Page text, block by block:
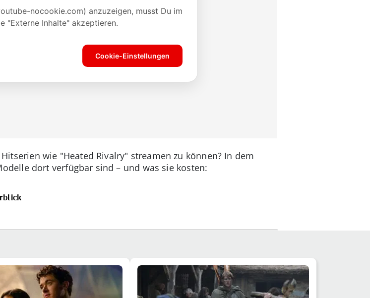
wie "Heated Rivalry" streamen zu können? In dem
dort verfügbar sind – und was sie kosten: